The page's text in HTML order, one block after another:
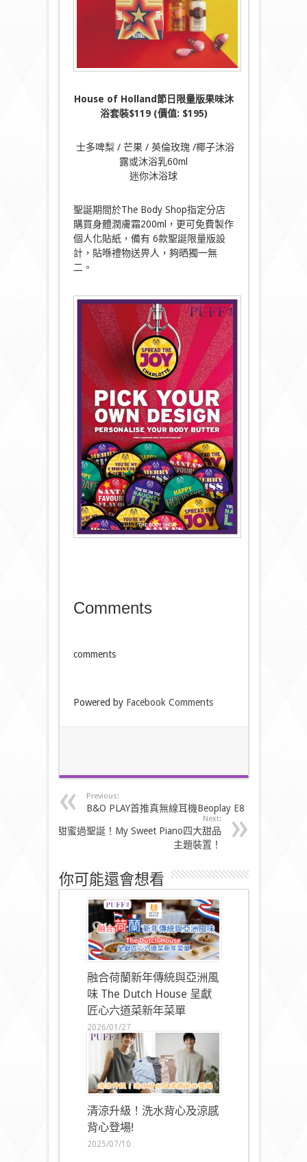
House of Holland節日限量版果味沐
浴套裝$119 (價值: $195)
士多啤梨 / 芒果 / 英倫玫瑰 /椰子沐浴
露或沐浴乳60ml
迷你沐浴球
聖誕期間於The Body Shop指定分店
購買身體潤膚霜200ml，更可免費製作
個人化貼紙，備有 6款聖誕限量版設
計，貼喺禮物送畀人，夠晒獨一無
二。
Comments
comments
Powered by Facebook Comments
Previous:
B&O PLAY首推真無線耳機Beoplay E8
Next:
甜蜜過聖誕！My Sweet Piano四大甜品
主題裝置！
你可能還會想看
融合荷蘭新年傳統與亞洲風
味 The Dutch House 呈獻
匠心六道菜新年菜單
2026/01/27
清涼升級！洗水背心及涼感
背心登場!
2025/07/10